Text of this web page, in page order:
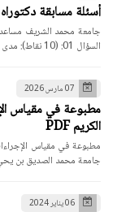
أسئلة مسابقة دكتوراه
جامعة محمد الشريف
السؤال 01: (10 نقاط): مدى انطب…
07 مارس 2026
مطبوعة في مقياس
الكريم PDF
جامعة محمد الصديق بن
06 يناير 2024